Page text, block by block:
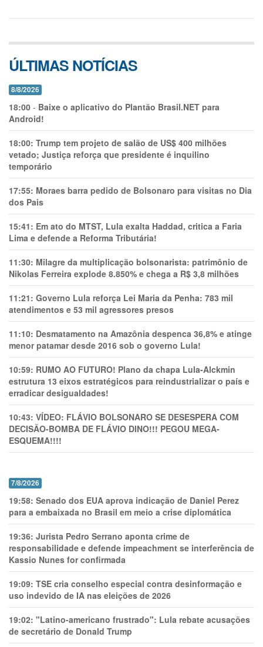
ÚLTIMAS NOTÍCIAS
8/8/2026
18:00 - Baixe o aplicativo do Plantão Brasil.NET para
Android!
18:00: Trump tem projeto de salão de US$ 400 milhões
vetado; Justiça reforça que presidente é inquilino
temporário
17:55: Moraes barra pedido de Bolsonaro para visitas no Dia
dos Pais
15:41: Em ato do MTST, Lula exalta Haddad, critica a Faria
Lima e defende a Reforma Tributária!
11:30: Milagre da multiplicação bolsonarista: patrimônio de
Nikolas Ferreira explode 8.850% e chega a R$ 3,8 milhões
11:21: Governo Lula reforça Lei Maria da Penha: 783 mil
atendimentos e 53 mil agressores presos
11:10: Desmatamento na Amazônia despenca 36,8% e atinge
menor patamar desde 2016 sob o governo Lula!
10:59: RUMO AO FUTURO! Plano da chapa Lula-Alckmin
estrutura 13 eixos estratégicos para reindustrializar o país e
erradicar desigualdades!
10:43: VÍDEO: FLÁVIO BOLSONARO SE DESESPERA COM
DECISÃO-BOMBA DE FLÁVIO DINO!!! PEGOU MEGA-
ESQUEMA!!!!
7/8/2026
19:58: Senado dos EUA aprova indicação de Daniel Perez
para a embaixada no Brasil em meio a crise diplomática
19:36: Jurista Pedro Serrano aponta crime de
responsabilidade e defende impeachment se interferência de
Kassio Nunes for confirmada
19:09: TSE cria conselho especial contra desinformação e
uso indevido de IA nas eleições de 2026
19:02: "Latino-americano frustrado": Lula rebate acusações
de secretário de Donald Trump